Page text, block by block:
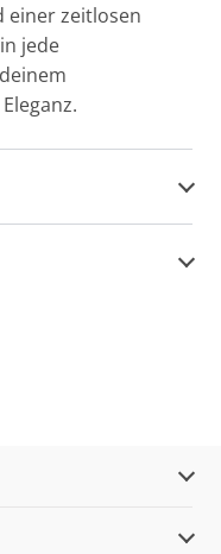
einer zeitlosen
jede